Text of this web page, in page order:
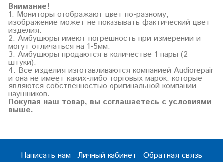
Внимание!
1. Мониторы отображают цвет по-разному,
изображение может не показывать фактический цвет
изделия.
2. Амбушюры имеют погрешность при измерении и
могут отличаться на 1-5мм.
3. Амбушюры продаются в количестве 1 пары (2
штуки).
4. Все изделия изготавливаются компанией Audiorepair
и она не имеет каких-либо торговых марок, которые
являются собственностью оригинальной компании
наушников.
Покупая наш товар, вы соглашаетесь с условиями
выше.
Написать нам Личный кабинет
Обратная связь